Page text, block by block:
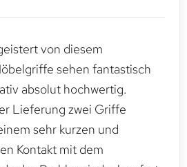
von diesem
sehen fantastisch
absolut hochwertig.
Lieferung zwei Griffe
sehr kurzen und
Kontakt mit dem